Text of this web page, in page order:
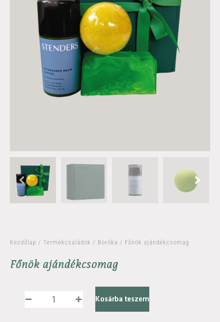
Kezdőlap / Termékcsaládok / Boróka / Főnök ajándékcsomag
Főnök ajándékcsomag
Kosárba teszem